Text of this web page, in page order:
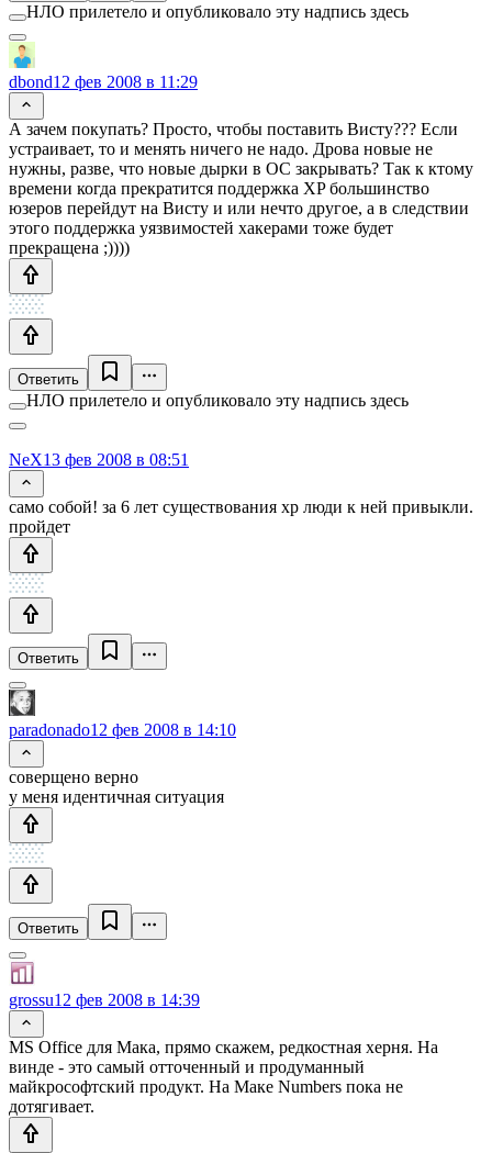
НЛО прилетело и опубликовало эту надпись здесь
dbond12 фев 2008 в 11:29
А зачем покупать? Просто, чтобы поставить Висту??? Если
устраивает, то и менять ничего не надо. Дрова новые не
нужны, разве, что новые дырки в ОС закрывать? Так к ктому
времени когда прекратится поддержка XP большинство
юзеров перейдут на Висту и или нечто другое, а в следствии
этого поддержка уязвимостей хакерами тоже будет
прекращена ;))))
Ответить
НЛО прилетело и опубликовало эту надпись здесь
NeX13 фев 2008 в 08:51
само собой! за 6 лет существования xp люди к ней привыкли.
пройдет
Ответить
paradonado12 фев 2008 в 14:10
соверщено верно
у меня идентичная ситуация
Ответить
grossu12 фев 2008 в 14:39
MS Office для Мака, прямо скажем, редкостная херня. На
винде - это самый отточенный и продуманный
майкрософтский продукт. На Маке Numbers пока не
дотягивает.